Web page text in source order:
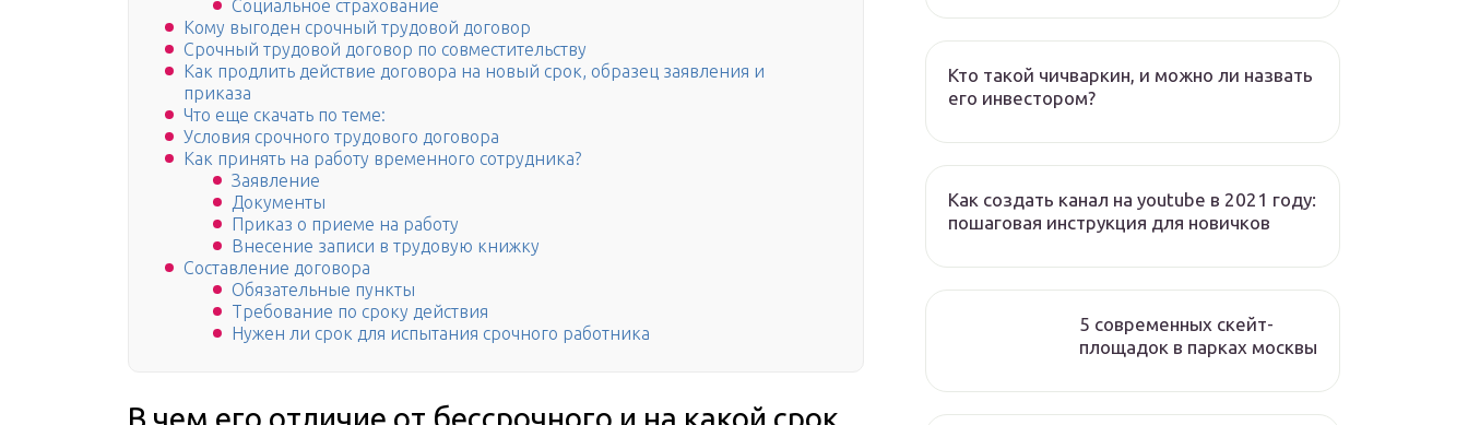
Социальное страхование
Кому выгоден срочный трудовой договор
Срочный трудовой договор по совместительству
Как продлить действие договора на новый срок, образец заявления и
приказа
Что еще скачать по теме:
Условия срочного трудового договора
Как принять на работу временного сотрудника?
Заявление
Документы
Приказ о приеме на работу
Внесение записи в трудовую книжку
Составление договора
Обязательные пункты
Требование по сроку действия
Нужен ли срок для испытания срочного работника
В чем его отличие от бессрочного и на какой срок
Кто такой чичваркин, и можно ли назвать
его инвестором?
Как создать канал на youtube в 2021 году:
пошаговая инструкция для новичков
5 современных скейт-
площадок в парках москвы